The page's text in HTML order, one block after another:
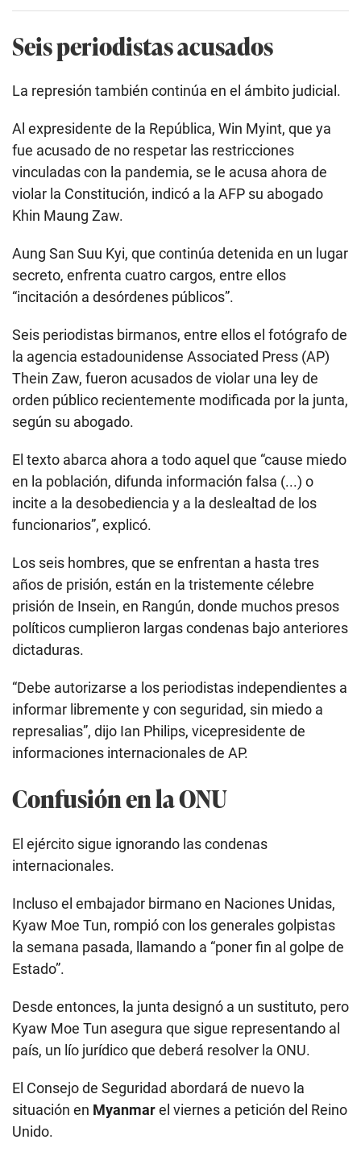
Seis periodistas acusados
La represión también continúa en el ámbito judicial.
Al expresidente de la República, Win Myint, que ya
fue acusado de no respetar las restricciones
vinculadas con la pandemia, se le acusa ahora de
violar la Constitución, indicó a la AFP su abogado
Khin Maung Zaw.
Aung San Suu Kyi, que continúa detenida en un lugar
secreto, enfrenta cuatro cargos, entre ellos
“incitación a desórdenes públicos”.
Seis periodistas birmanos, entre ellos el fotógrafo de
la agencia estadounidense Associated Press (AP)
Thein Zaw, fueron acusados de violar una ley de
orden público recientemente modificada por la junta,
según su abogado.
El texto abarca ahora a todo aquel que “cause miedo
en la población, difunda información falsa (...) o
incite a la desobediencia y a la deslealtad de los
funcionarios”, explicó.
Los seis hombres, que se enfrentan a hasta tres
años de prisión, están en la tristemente célebre
prisión de Insein, en Rangún, donde muchos presos
políticos cumplieron largas condenas bajo anteriores
dictaduras.
“Debe autorizarse a los periodistas independientes a
informar libremente y con seguridad, sin miedo a
represalias”, dijo Ian Philips, vicepresidente de
informaciones internacionales de AP.
Confusión en la ONU
El ejército sigue ignorando las condenas
internacionales.
Incluso el embajador birmano en Naciones Unidas,
Kyaw Moe Tun, rompió con los generales golpistas
la semana pasada, llamando a “poner fin al golpe de
Estado”.
Desde entonces, la junta designó a un sustituto, pero
Kyaw Moe Tun asegura que sigue representando al
país, un lío jurídico que deberá resolver la ONU.
El Consejo de Seguridad abordará de nuevo la
situación en Myanmarel viernes a petición del Reino
Unido.